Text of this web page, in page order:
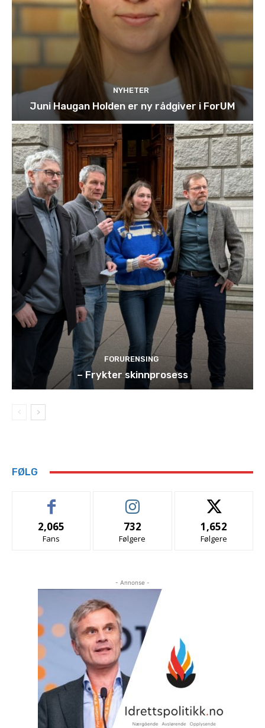
NYHETER
Juni Haugan Holden er ny rådgiver i ForUM
FORURENSING
– Frykter skinnprosess
FØLG
2,065
Fans
732
Følgere
1,652
Følgere
- Annonse -